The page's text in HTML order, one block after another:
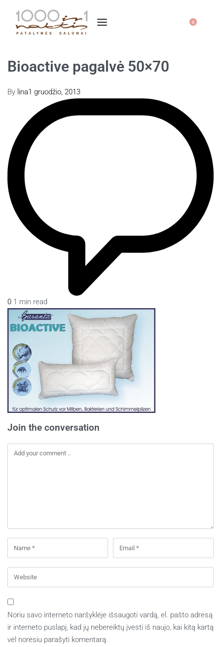
0
Bioactive pagalvė 50×70
By lina1 gruodžio, 2013
0 1 min read
Join the conversation
Noriu savo interneto naršyklėje išsaugoti vardą, el. pašto adresą
ir interneto puslapį, kad jų nebereiktų įvesti iš naujo, kai kitą kartą
vėl norėsiu parašyti komentarą.